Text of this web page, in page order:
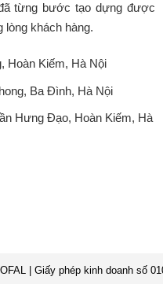
từng bước tạo dựng được
lòng khách hàng.
Hoàn Kiếm, Hà Nội
Ba Đình, Hà Nội
Hưng Đạo, Hoàn Kiếm, Hà
| Giấy phép kinh doanh số